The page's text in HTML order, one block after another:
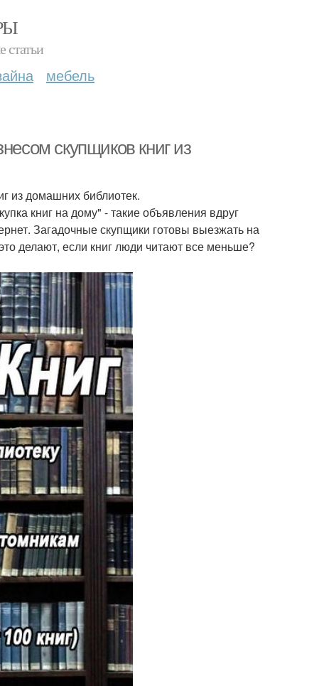
статьи
мебель
скупщиков книг из
из домашних библиотек.
книг на дому" - такие объявления вдруг
Загадочные скупщики готовы выезжать на
делают, если книг люди читают все меньше?